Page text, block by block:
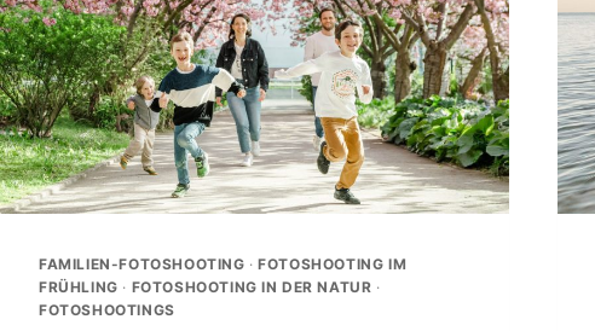
FRÜHLING
FAMILIEN-FOTOSHOOTING ·FOTOSHOOTING IM
FRÜHLING · FOTOSHOOTING IN DER NATUR ·
FOTOSHOOTINGS